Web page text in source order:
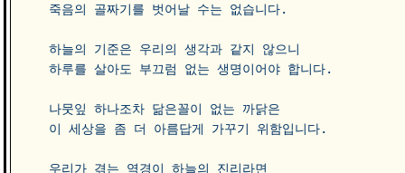
죽음의 골짜기를 벗어날 수는 없습니다.
하늘의 기준은 우리의 생각과 같지 않으니
하루를 살아도 부끄럼 없는 생명이어야 합니다.
나뭇잎 하나조차 닮은꼴이 없는 까닭은
이 세상을 좀 더 아름답게 가꾸기 위함입니다.
우리가 겪는 역경이 하늘의 진리라면